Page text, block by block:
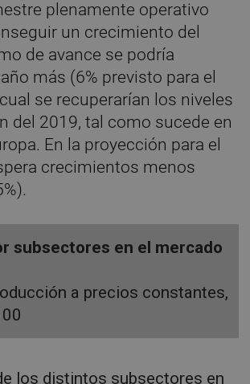
plenamente operativo
un crecimiento del
de avance se podría
más (6% previsto para el
se recuperarían los niveles
del 2019, tal como sucede en
En la proyección para el
crecimientos menos
subsectores en el mercado
a precios constantes,